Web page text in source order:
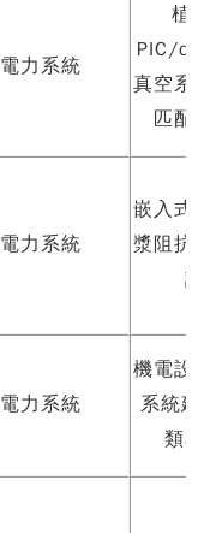
電力系統
植
PIC/
真空系
匹配
電力系統
嵌入式
漿阻抗
設
電力系統
機電設
系統建
類小